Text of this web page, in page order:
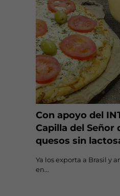
Con apoyo del
Capilla del Señor
quesos sin
Ya los exporta a Brasil y
en...